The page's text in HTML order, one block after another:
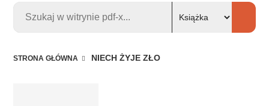
STRONA GŁÓWNA NIECH ŻYJE ZŁO